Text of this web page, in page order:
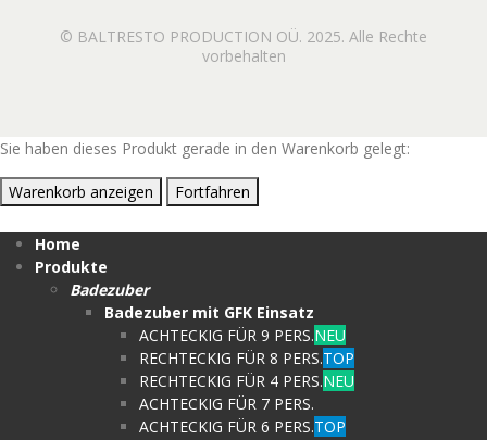
© BALTRESTO PRODUCTION OÜ. 2025. Alle Rechte
vorbehalten
Sie haben dieses Produkt gerade in den Warenkorb gelegt:
Warenkorb anzeigen Fortfahren
Home
Produkte
Badezuber
Badezuber mit GFK Einsatz
ACHTECKIG FÜR 9 PERS.NEU
RECHTECKIG FÜR 8 PERS.TOP
RECHTECKIG FÜR 4 PERS.NEU
ACHTECKIG FÜR 7 PERS.
ACHTECKIG FÜR 6 PERS.TOP